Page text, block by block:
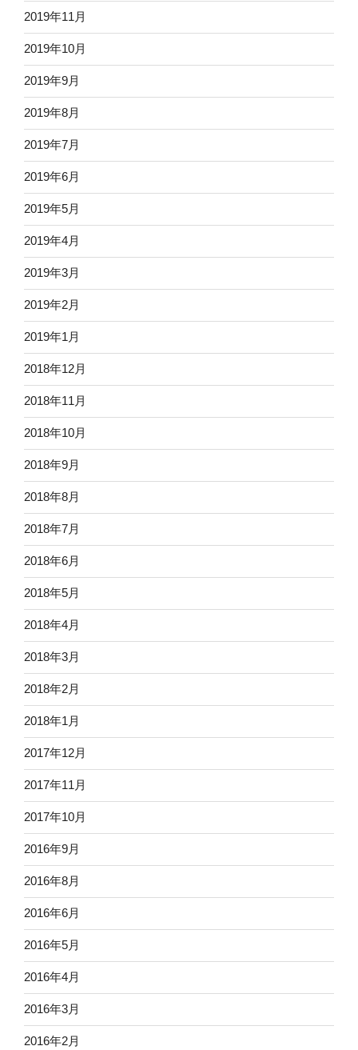
2019年11月
2019年10月
2019年9月
2019年8月
2019年7月
2019年6月
2019年5月
2019年4月
2019年3月
2019年2月
2019年1月
2018年12月
2018年11月
2018年10月
2018年9月
2018年8月
2018年7月
2018年6月
2018年5月
2018年4月
2018年3月
2018年2月
2018年1月
2017年12月
2017年11月
2017年10月
2016年9月
2016年8月
2016年6月
2016年5月
2016年4月
2016年3月
2016年2月